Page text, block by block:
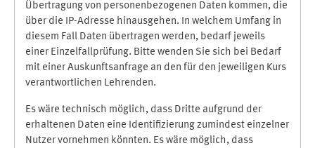
Übertragung von personenbezogenen Daten kommen, die
über die IP-Adresse hinausgehen. In welchem Umfang in
diesem Fall Daten übertragen werden, bedarf jeweils
einer Einzelfallprüfung. Bitte wenden Sie sich bei Bedarf
mit einer Auskunftsanfrage an den für den jeweiligen Kurs
verantwortlichen Lehrenden.
Es wäre technisch möglich, dass Dritte aufgrund der
erhaltenen Daten eine Identifizierung zumindest einzelner
Nutzer vornehmen könnten. Es wäre möglich, dass